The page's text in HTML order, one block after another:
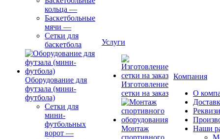
кольца —
Баскетбольные
мячи —
Сетки для
баскетбола
Оборудование для
футзала (мини-
футбола)
Сетки для
мини-
футбольных
ворот —
Услуги
Изготовление
сетки на заказ
Монтаж
спортивного
Компания
О
Наши